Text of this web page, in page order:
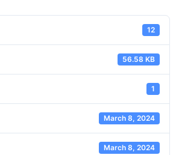
12
56.58 KB
1
March 8, 2024
March 8, 2024